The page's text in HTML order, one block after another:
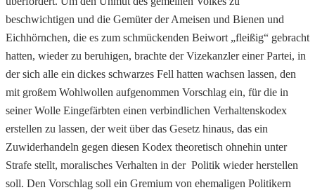
beschwichtigen und die Gemüter der Ameisen und Bienen und
Eichhörnchen, die es zum schmückenden Beiwort „fleißig“ gebracht
hatten, wieder zu beruhigen, brachte der Vizekanzler einer Partei, in
der sich alle ein dickes schwarzes Fell hatten wachsen lassen, den
mit großem Wohlwollen aufgenommen Vorschlag ein, für die in
seiner Wolle Eingefärbten einen verbindlichen Verhaltenskodex
erstellen zu lassen, der weit über das Gesetz hinaus, das ein
Zuwiderhandeln gegen diesen Kodex theoretisch ohnehin unter
Strafe stellt, moralisches Verhalten in der Politik wieder herstellen
soll. Den Vorschlag soll ein Gremium von ehemaligen Politikern